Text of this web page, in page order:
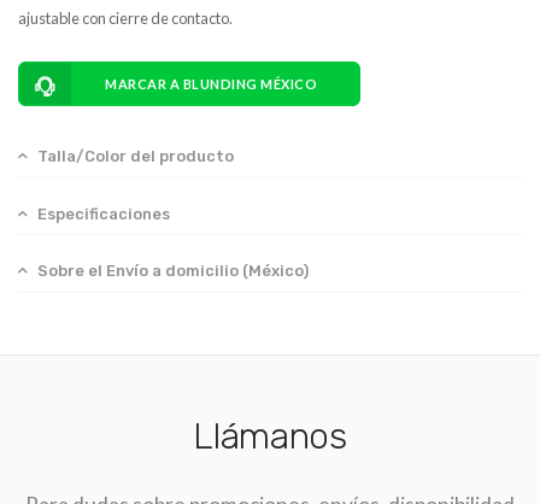
ajustable con cierre de contacto.
MARCAR A BLUNDING MÉXICO
Talla/Color del producto
Especificaciones
Sobre el Envío a domicilio (México)
Llámanos